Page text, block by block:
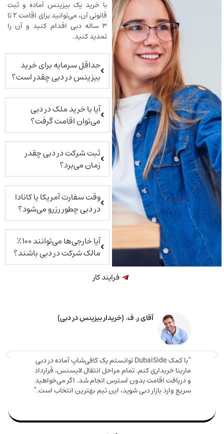
با خرید یک بیزینس آماده و ثبت
قانونی آن، می‌توانید برای اقامت ۲ تا
۳ ساله دبی اقدام کنید و آن را
تمدید کنید.
حداقل سرمایه برای خرید
بیزینس در دبی چقدر است؟
آیا با خرید ملک در دبی
می‌توان اقامت گرفت؟
ثبت شرکت در دبی چقدر
زمان می‌برد؟
وقت سفارت آمریکا یا کانادا
در دبی چطور رزرو می‌شود؟
آیا خارجی‌ها می‌توانند ۱۰۰٪
مالک شرکت در دبی باشند؟
آقای ر. ف. (خریدار بیزینس در دبی)
“با کمک DubaiSide توانستم یک کافی‌شاپ آماده در دبی
خریداری کنم. تمام مراحل انتقال لایسنس، قرارداد
اقامت بدون استرس انجام شد. اگر می‌خواهید
وارد بازار دبی شوید، این تیم بهترین انتخاب است.”